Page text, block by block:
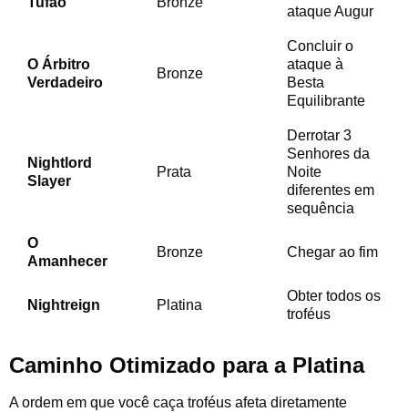
ataque Augur
O Árbitro
Verdadeiro
Bronze
Concluir o
ataque à
Besta
Equilibrante
Nightlord
Slayer
Prata
Derrotar 3
Senhores da
Noite
diferentes em
sequência
O
Amanhecer
Bronze Chegar ao fim
Nightreign Platina
Obter todos os
troféus
Caminho Otimizado para a Platina
A ordem em que você caça troféus afeta diretamente